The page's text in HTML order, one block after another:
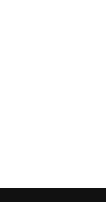
cart.